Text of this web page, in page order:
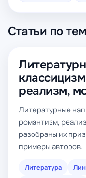
Статьи по
реализм,
Литературные
романтизм,
разобраны их
примеры авторов.
Литература